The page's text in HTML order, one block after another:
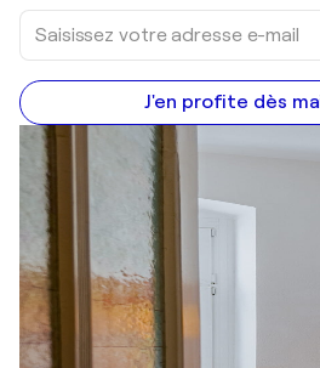
J'en profite dès